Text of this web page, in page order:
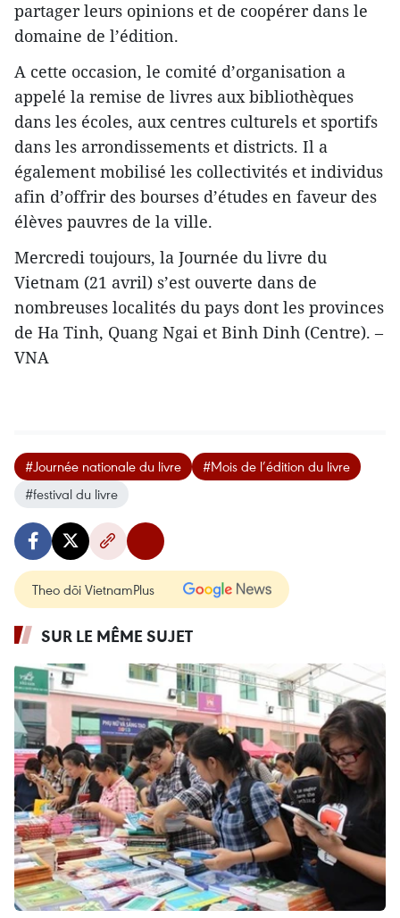
partager leurs opinions et de coopérer dans le
domaine de l’édition.
A cette occasion, le comité d’organisation a
appelé la remise de livres aux bibliothèques
dans les écoles, aux centres culturels et sportifs
dans les arrondissements et districts. Il a
également mobilisé les collectivités et individus
afin d’offrir des bourses d’études en faveur des
élèves pauvres de la ville.
Mercredi toujours, la Journée du livre du
Vietnam (21 avril) s’est ouverte dans de
nombreuses localités du pays dont les provinces
de Ha Tinh, Quang Ngai et Binh Dinh (Centre). –
VNA
#Journée nationale du livre
#Mois de l’édition du livre
#festival du livre
Theo dõi VietnamPlus
SUR LE MÊME SUJET